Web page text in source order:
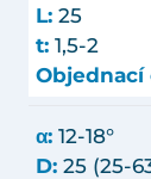
L: 25
t: 1,5-2
Objednací
α: 12-18°
D: 25 (25-